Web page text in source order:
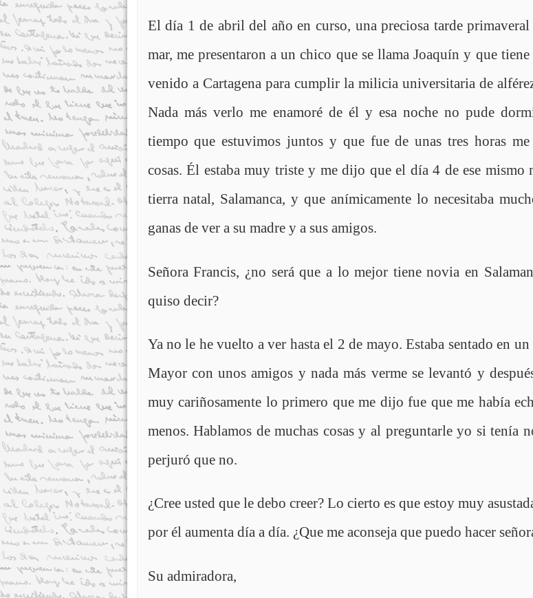
El día 1 de abril del año en curso, una preciosa tarde
mar, me presentaron a un chico que se llama Joaquín y que
venido a Cartagena para cumplir la milicia universitaria de
Nada más verlo me enamoré de él y esa noche no pude
tiempo que estuvimos juntos y que fue de unas tres horas me
cosas. Él estaba muy triste y me dijo que el día 4 de ese mismo
tierra natal, Salamanca, y que anímicamente lo necesitaba
ganas de ver a su madre y a sus amigos.
Señora Francis, ¿no será que a lo mejor tiene novia en
quiso decir?
Ya no le he vuelto a ver hasta el 2 de mayo. Estaba sentado en
Mayor con unos amigos y nada más verme se levantó y
muy cariñosamente lo primero que me dijo fue que me había
menos. Hablamos de muchas cosas y al preguntarle yo si tenía
perjuró que no.
¿Cree usted que le debo creer? Lo cierto es que estoy muy
por él aumenta día a día. ¿Que me aconseja que puedo hacer
Su admiradora,